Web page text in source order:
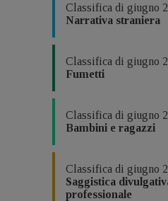
Classifica di giugno
Narrativa straniera
Classifica di giugno
Fumetti
Classifica di giugno
Bambini e ragazzi
Classifica di giugno
Saggistica
professionale